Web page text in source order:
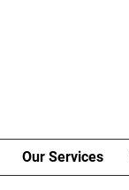
Our Services